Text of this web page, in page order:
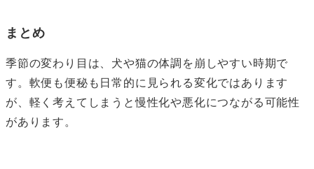
まとめ
季節の変わり目は、犬や猫の体調を崩しやすい時期で
す。軟便も便秘も日常的に見られる変化ではあります
が、軽く考えてしまうと慢性化や悪化につながる可能性
があります。